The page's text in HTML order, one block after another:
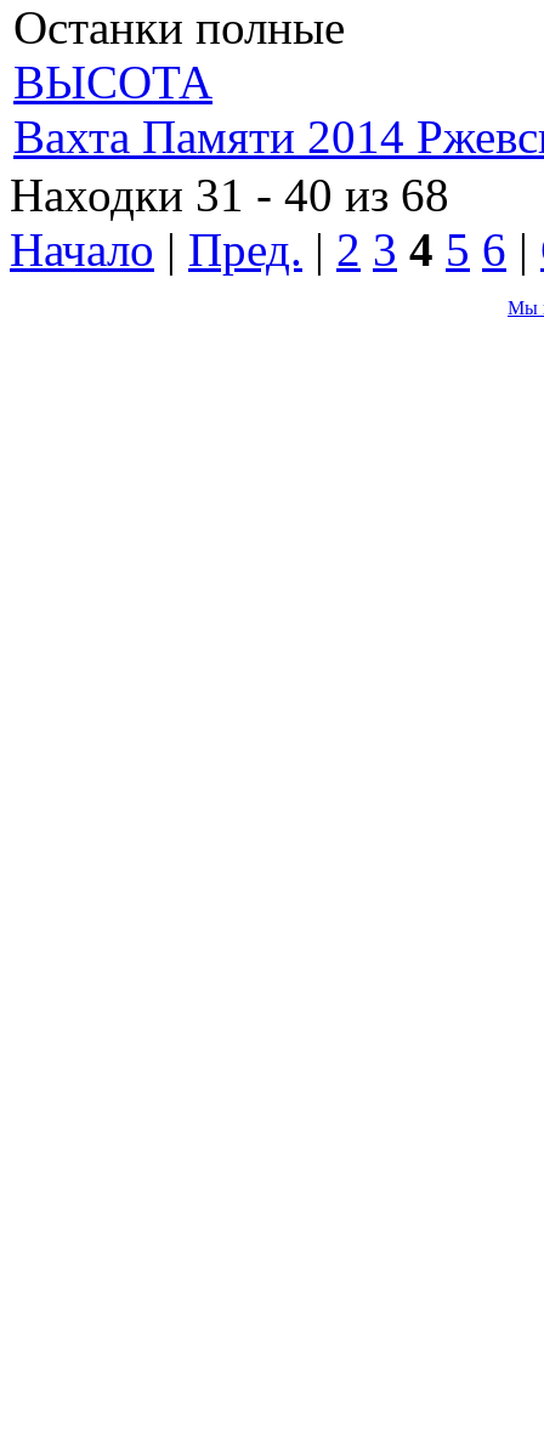
Останки полные
ВЫСОТА
Вахта Памяти 2014
Находки 31 - 40 из 68
Начало | Пред. | 2 3 4 5 6 |
Мы